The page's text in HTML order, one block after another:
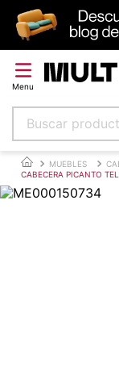
Buscar productos...
MUEBLES
CABECERA PICANTO
Términos más
papel tapiz